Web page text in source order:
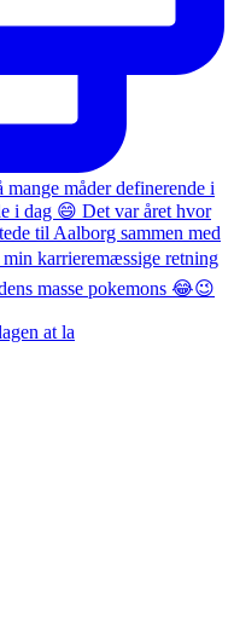
at la